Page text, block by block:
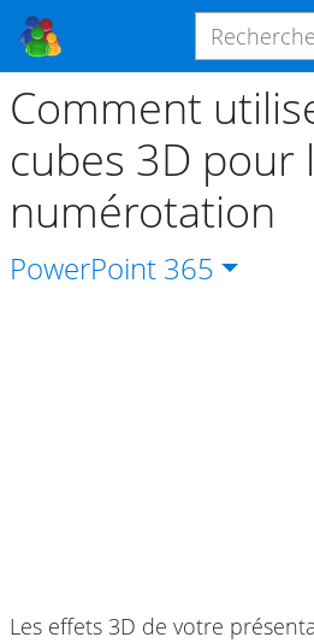
Comment
cubes 3D pour
numérotation
PowerPoint 365
Les effets 3D de votre